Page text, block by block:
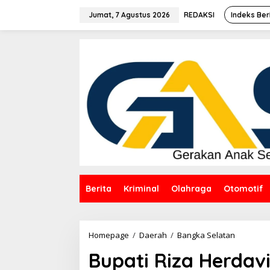
Jumat, 7 Agustus 2026 REDAKSI Indeks
Berita Kriminal Olahraga Otomotif
Homepage / Daerah / Bangka Selatan
Herdavid
Ajak
Bupati Riza